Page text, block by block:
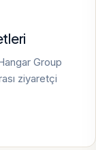
Group
ziyaretçi